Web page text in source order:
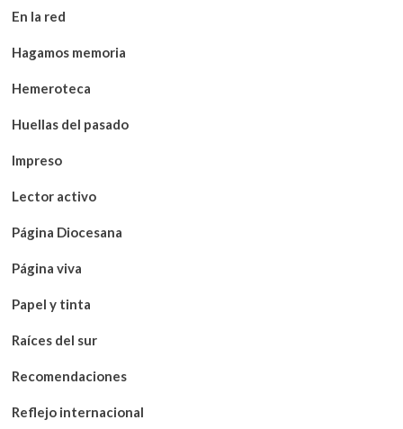
En la red
Hagamos memoria
Hemeroteca
Huellas del pasado
Impreso
Lector activo
Página Diocesana
Página viva
Papel y tinta
Raíces del sur
Recomendaciones
Reflejo internacional